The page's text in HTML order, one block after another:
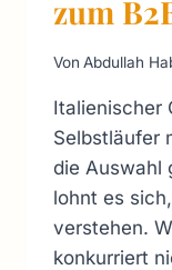
zum
Von Abdullah
Italienischer
Selbstläufer
die Auswahl
lohnt es
verstehen.
konkurriert